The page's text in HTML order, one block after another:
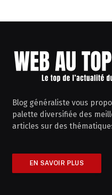
Blog généraliste vous
palette diversifiée des
articles sur des
EN SAVOIR PLUS